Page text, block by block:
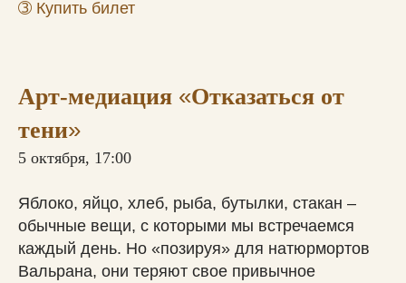
➂ Купить билет
Арт-медиация «Отказаться от
тени»
5 октября, 17:00
Яблоко, яйцо, хлеб, рыба, бутылки, стакан –
обычные вещи, с которыми мы встречаемся
каждый день. Но «позируя» для натюрмортов
Вальрана, они теряют свое привычное